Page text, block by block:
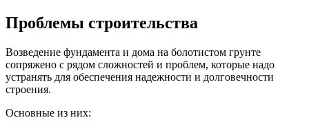
Проблемы строительства
Возведение фундамента и дома на болотистом грунте
сопряжено с рядом сложностей и проблем, которые надо
устранять для обеспечения надежности и долговечности
строения.
Основные из них: